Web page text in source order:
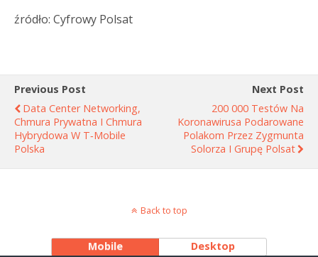
źródło: Cyfrowy Polsat
Previous Post
Data Center Networking,
Chmura Prywatna I Chmura
Hybrydowa W T‑Mobile
Polska
Next Post
200 000 Testów Na
Koronawirusa Podarowane
Polakom Przez Zygmunta
Solorza I Grupę Polsat
Back to top
Mobile Desktop